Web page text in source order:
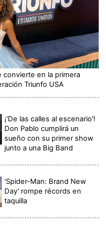
convierte en la primera
Triunfo USA
¡'De las calles al escenario'!
Don Pablo cumplirá un
sueño con su primer show
junto a una Big Band
'Spider-Man: Brand New
Day' rompe récords en
taquilla